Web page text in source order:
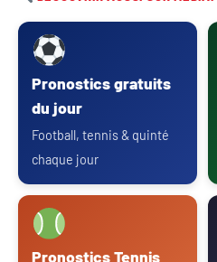
Pronostics gratuits
du jour
Football, tennis & quinté
chaque jour
Pronostics Tennis